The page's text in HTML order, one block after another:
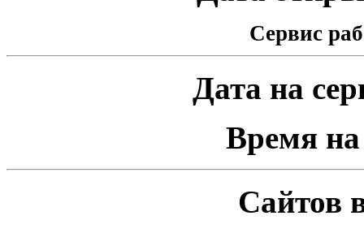
Сервис
Дата на
Время на
Сайтов